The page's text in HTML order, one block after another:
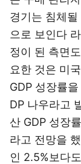
경기는 침체
으로 보인다
정이 된 측면
요한 것은 미
GDP 성장률
DP 나우라고
산 GDP 성장
라고 전망을
인 2.5%보다